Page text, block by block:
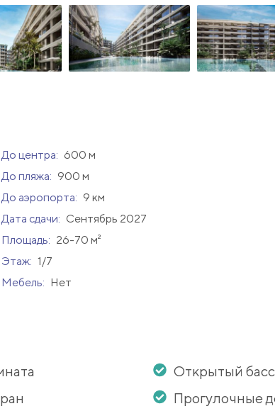
До центра: 600 м
До пляжа: 900 м
До аэропорта: 9 км
Дата сдачи: Сентябрь 2027
Площадь: 26-70 м²
Этаж: 1/7
Мебель: Нет
Открытый
Прогулочные